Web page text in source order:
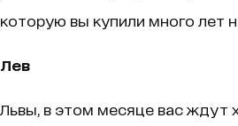
которую вы купили много лет
Лев
Львы, в этом месяце вас ждут